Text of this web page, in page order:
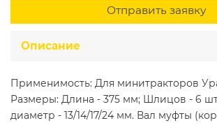
Отправить заявку
Описание
Применимость: Для минитракторов
Размеры: Длина - 375 мм; Шлицов - 6
диаметр - 13/14/17/24 мм. Вал муфты